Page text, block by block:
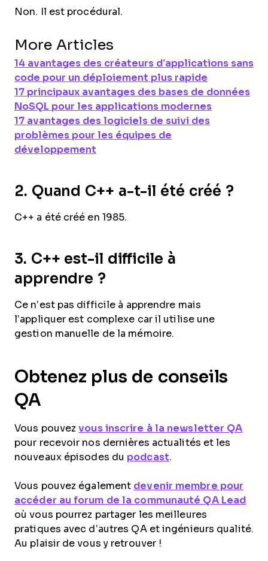
Non. Il est procédural.
More Articles
14 avantages des créateurs d’applications sans
code pour un déploiement plus rapide
17 principaux avantages des bases de données
NoSQL pour les applications modernes
17 avantages des logiciels de suivi des
problèmes pour les équipes de
développement
2. Quand C++ a-t-il été créé ?
C++ a été créé en 1985.
3. C++ est-il difficile à
apprendre ?
Ce n’est pas difficile à apprendre mais
l’appliquer est complexe car il utilise une
gestion manuelle de la mémoire.
Obtenez plus de conseils
QA
Vous pouvezvous inscrire à la newsletter QA
pour recevoir nos dernières actualités et les
nouveaux épisodes du podcast.
Vous pouvez également devenir membre pour
accéder au forum de la communauté QA Lead
où vous pourrez partager les meilleures
pratiques avec d’autres QA et ingénieurs qualité.
Au plaisir de vous y retrouver !